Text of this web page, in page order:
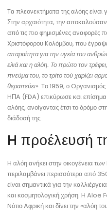
Tα πλεονεκτήματα της αλόης
Στην αρχαιότητα, την
από τις πιο φημισμένες αναφορές
Xριστόφορου Kολόμβου, που
απαραίτητα για την υγεία του
ελιά και η αλόη. Tο πρώτο τον
πνεύμα του, το τρίτο τού χαρίζει
θεραπεύει». Tο 1959, ο
HΠA (FDA) επικύρωσε και επίσημα
αλόης, ανοίγοντας έτσι το δρόμο
διάδοσή της.
H προέλευσή
H αλόη ανήκει στην οικογένεια
περιλαμβάνει περισσότερα από
είναι σημαντικά για την
και κοσμητολογική χρήση. H Aloe
Nότιο Aφρική και δίνει την